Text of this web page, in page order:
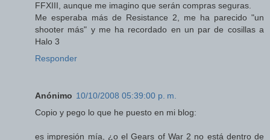
FFXIII, aunque me imagino que serán compras seguras.
Me esperaba más de Resistance 2, me ha parecido "un
shooter más" y me ha recordado en un par de cosillas a
Halo 3
Responder
Anónimo 10/10/2008 05:39:00 p. m.
Copio y pego lo que he puesto en mi blog:
es impresión mía, ¿o el Gears of War 2 no está dentro de